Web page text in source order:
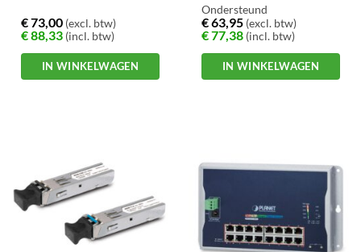
€73,00 (excl. btw)
€88,33 (incl. btw)
IN WINKELWAGEN
Ondersteund
€63,95 (excl. btw)
€77,38 (incl. btw)
IN WINKELWAGEN